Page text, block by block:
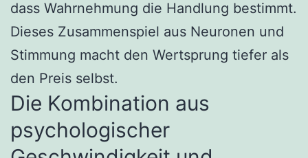
dass Wahrnehmung die Handlung bestimmt.
Dieses Zusammenspiel aus Neuronen und
Stimmung macht den Wertsprung tiefer als
den Preis selbst.
Die Kombination aus
psychologischer